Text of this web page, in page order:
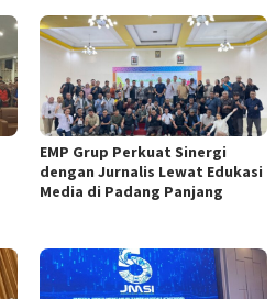
EMP Grup Perkuat Sinergi
dengan Jurnalis Lewat Edukasi
Media di Padang Panjang